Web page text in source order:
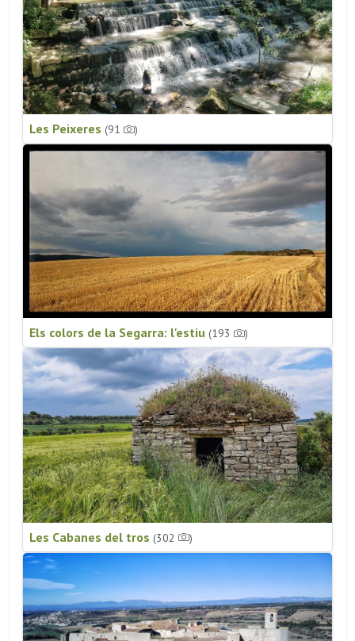
Les Peixeres (91 )
Els colors de la Segarra: l'estiu (193 )
Les Cabanes del tros (302 )